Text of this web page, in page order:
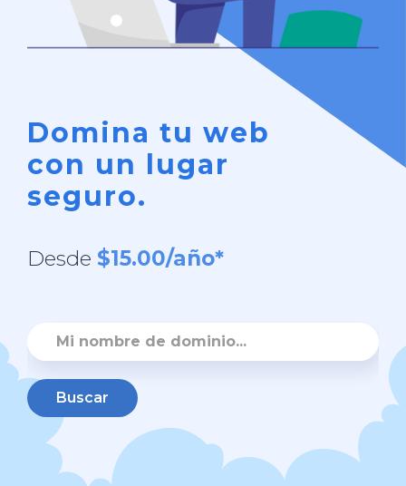
Domina tu web
con un lugar
seguro.
Desde $15.00/año*